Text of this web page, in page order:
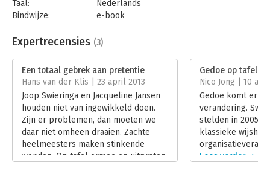
Taal:
Nederlands
Bindwijze:
e-book
Bestandsformaat:
epub
Uitgever:
Druk:
1
Verschijningsdatum:
19-2-2013
Hoofdrubriek: Verandermanagement
Expertrecensies (3)
Een totaal gebrek aan pretentie
Hans van der Klis | 23 april 2013
Joop Swieringa en Jacqueline Jansen
houden niet van ingewikkeld doen.
Zijn er problemen, dan moeten we
daar niet omheen draaien. Zachte
heelmeesters maken stinkende
wonden. Op tafel ermee en uitpraten,
Gedoe op tafel
Nico Jong | 10
Gedoe komt er
verandering.
stelden in 2005
klassieke
Lees verder